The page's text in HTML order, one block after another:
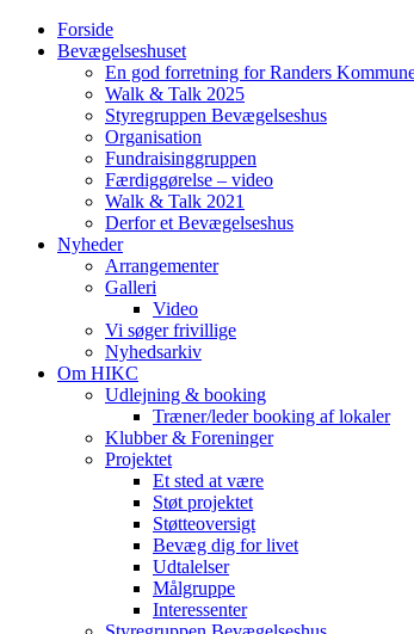
Forside
Bevægelseshuset
En god forretning for Randers
Walk & Talk 2025
Styregruppen Bevægelseshus
Organisation
Fundraisinggruppen
Færdiggørelse – video
Walk & Talk 2021
Derfor et Bevægelseshus
Nyheder
Arrangementer
Galleri
Video
Vi søger frivillige
Nyhedsarkiv
Om HIKC
Udlejning & booking
Træner/leder booking af lokaler
Klubber & Foreninger
Projektet
Et sted at være
Støt projektet
Støtteoversigt
Bevæg dig for livet
Udtalelser
Målgruppe
Interessenter